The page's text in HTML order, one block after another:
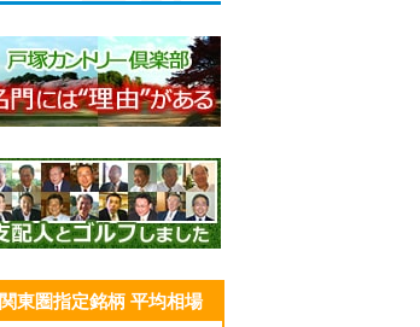
関東圏指定銘柄 平均相場